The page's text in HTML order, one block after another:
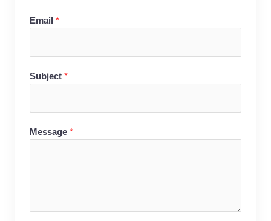
Email *
Subject *
Message *